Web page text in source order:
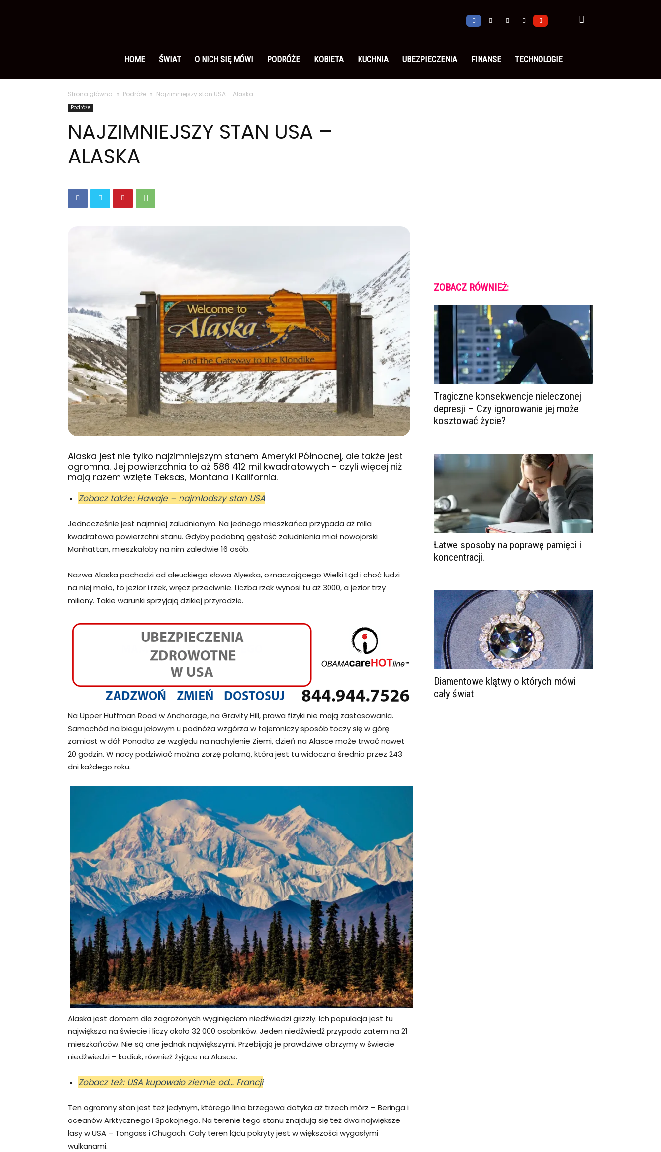
polsku
HOME ŚWIAT O NICH SIĘ MÓWI PODRÓŻE KOBIETA KUCHNIA UBEZPIECZENIA FINANSE TECHNOLOGIE
Strona główna Podróże Najzimniejszy stan USA – Alaska
Podróże
NAJZIMNIEJSZY STAN USA –
ALASKA
Alaska jest nie tylko najzimniejszym stanem Ameryki Północnej, ale także jest
ogromna. Jej powierzchnia to aż 586 412 mil kwadratowych – czyli więcej niż
mają razem wzięte Teksas, Montana i Kalifornia.
Zobacz także: Hawaje – najmłodszy stan USA
Jednocześnie jest najmniej zaludnionym. Na jednego mieszkańca przypada aż mila
kwadratowa powierzchni stanu. Gdyby podobną gęstość zaludnienia miał nowojorski
Manhattan, mieszkałoby na nim zaledwie 16 osób.
Nazwa Alaska pochodzi od aleuckiego słowa Alyeska, oznaczającego Wielki Ląd i choć ludzi
na niej mało, to jezior i rzek, wręcz przeciwnie. Liczba rzek wynosi tu aż 3000, a jezior trzy
miliony. Takie warunki sprzyjają dzikiej przyrodzie.
Na Upper Huffman Road w Anchorage, na Gravity Hill, prawa fizyki nie mają zastosowania.
Samochód na biegu jałowym u podnóża wzgórza w tajemniczy sposób toczy się w górę
zamiast w dół. Ponadto ze względu na nachylenie Ziemi, dzień na Alasce może trwać nawet
20 godzin. W nocy podziwiać można zorzę polarną, która jest tu widoczna średnio przez 243
dni każdego roku.
Alaska jest domem dla zagrożonych wyginięciem niedźwiedzi grizzly. Ich populacja jest tu
największa na świecie i liczy około 32 000 osobników. Jeden niedźwiedź przypada zatem na 21
mieszkańców. Nie są one jednak największymi. Przebijają je prawdziwe olbrzymy w świecie
niedźwiedzi – kodiak, również żyjące na Alasce.
Zobacz też: USA kupowało ziemie od… Francji
Ten ogromny stan jest też jedynym, którego linia brzegowa dotyka aż trzech mórz – Beringa i
oceanów Arktycznego i Spokojnego. Na terenie tego stanu znajdują się też dwa największe
lasy w USA – Tongass i Chugach. Cały teren lądu pokryty jest w większości wygasłymi
wulkanami.
ZOBACZ RÓWNIEŻ:
Tragiczne konsekwencje nieleczonej
depresji – Czy ignorowanie jej może
kosztować życie?
Łatwe sposoby na poprawę pamięci i
koncentracji.
Diamentowe klątwy o których mówi
cały świat